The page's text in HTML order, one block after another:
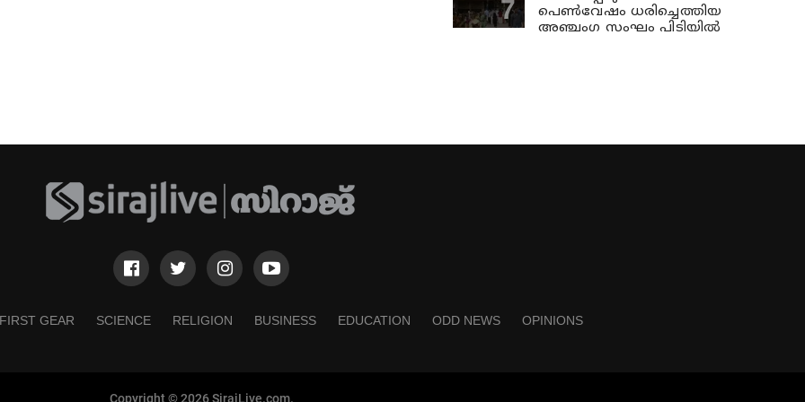
പെണ്‍വേഷം ധരിച്ചെത്തിയ
അഞ്ചംഗ സംഘം പിടിയില്‍
FIRST GEAR SCIENCE RELIGION BUSINESS EDUCATION ODD NEWS OPINIONS
Copyright © 2026 SirajLive.com.